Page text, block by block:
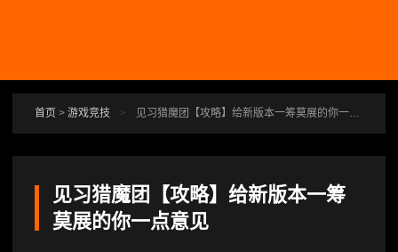
首页 > 游戏竞技 > 见习猎魔团【攻略】给新版本一筹莫展的你一点意见
见习猎魔团【攻略】给新版本一筹
莫展的你一点意见